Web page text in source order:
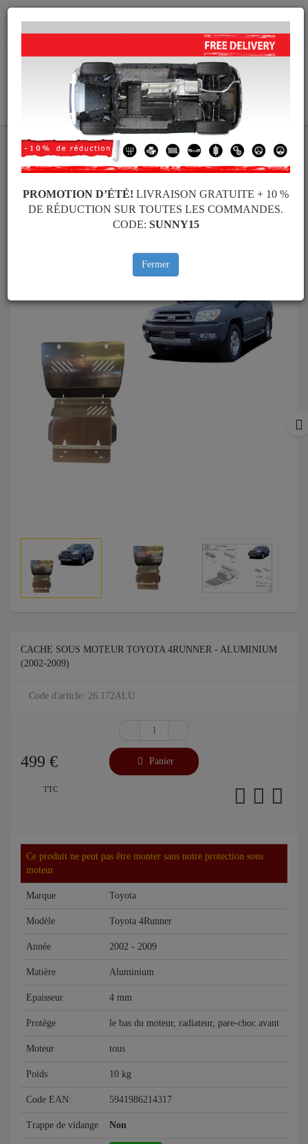
info@cachesousmoteur.fr
Cache Sous Moteur Toyota Cache Sous Moteur Toyota 4Runner
Marques
CACHE SOUS MOTEUR TOYOTA 4RUNNER - ALUMINIUM
(2002-2009)
Code d'article: 26.172ALU
499 €
TTC
Panier
Ce produit ne peut pas être monter sans notre protection sous
moteur
Marque Toyota
Modèle Toyota 4Runner
Année 2002 - 2009
Matière Aluminium
Epaisseur 4 mm
Protège le bas du moteur, radiateur, pare-choc avant
Moteur tous
Poids 10 kg
Code EAN: 5941986214317
Trappe de vidange Non
PROMOTION D’ÉTÉ! LIVRAISON GRATUITE + 10 %
DE RÉDUCTION SUR TOUTES LES COMMANDES.
CODE: SUNNY15
Fermer